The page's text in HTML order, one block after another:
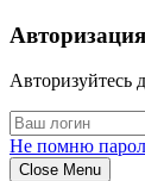
Авторизация
Авторизуйтесь
Не помню
Close Menu